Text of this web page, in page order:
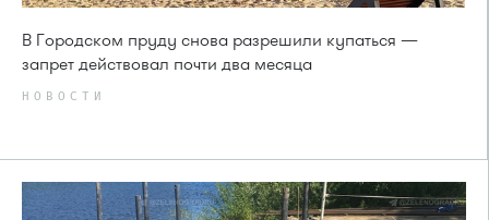
В Городском пруду снова разрешили купаться —
запрет действовал почти два месяца
НОВОСТИ